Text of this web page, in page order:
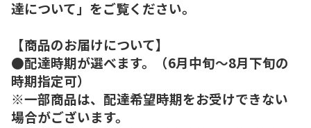
達について」をご覧ください。
【商品のお届けについて】
●配達時期が選べます。（6月中旬～8月下旬の
時期指定可）
※一部商品は、配達希望時期をお受けできない
場合がございます。